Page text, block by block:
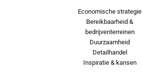
Economische strategie
Bereikbaarheid &
bedrijventerreinen
Duurzaamheid
Detailhandel
Inspiratie & kansen